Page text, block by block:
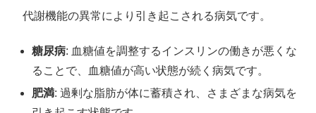
代謝機能の異常により引き起こされる病気です。
糖尿病: 血糖値を調整するインスリンの働きが悪くな
ることで、血糖値が高い状態が続く病気です。
肥満: 過剰な脂肪が体に蓄積され、さまざまな病気を